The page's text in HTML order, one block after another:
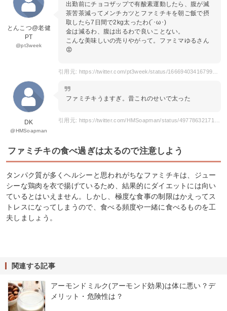
とんこつ@老健
PT
@pt3week
出勤前にチョコザップで有酸素運動したら、腹が滅
茶苦茶減ってメンチカツとファミチキを朝ご飯で摂
取したら7日間で2kg太ったわ(´･ω･)
金は減るわ、腹は出るわで良いことない。
こんな美味しいの売りやがって。ファミマゆるさん
😡
DK
@HMSoapman
ファミチキうますぎ。昔これのせいで太った
ファミチキの食べ過ぎは太るので注意しよう
タンパク質が多くヘルシーと思われがちなファミチキは、ジュー
シーな鶏肉を衣で揚げているため、結果的にダイエットには向い
ているとはいえません。しかし、極度な食事の制限はかえってス
トレスになってしまうので、食べる頻度や一緒に食べるものを工
夫しましょう。
関連する記事
アーモンドミルク(アーモンド効果)は体に悪い？デ
メリット・危険性は？